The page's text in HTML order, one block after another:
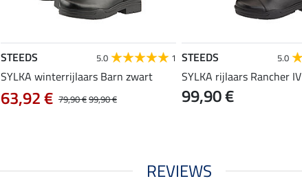
STEEDS 5.0 1
SYLKA winterrijlaars Barn zwart
79,90 €99,90 €
63,92 €
STEEDS 5.0
SYLKA rijlaars Rancher IV
99,90 €
REVIEWS